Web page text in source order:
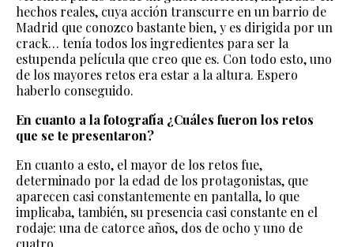
hechos reales, cuya acción transcurre en un barrio de
Madrid que conozco bastante bien, y es dirigida por un
crack… tenía todos los ingredientes para ser la
estupenda película que creo que es. Con todo esto, uno
de los mayores retos era estar a la altura. Espero
haberlo conseguido.
En cuanto a la fotografía ¿Cuáles fueron los retos
que se te presentaron?
En cuanto a esto, el mayor de los retos fue,
determinado por la edad de los protagonistas, que
aparecen casi constantemente en pantalla, lo que
implicaba, también, su presencia casi constante en el
rodaje: una de catorce años, dos de ocho y uno de
cuatro.